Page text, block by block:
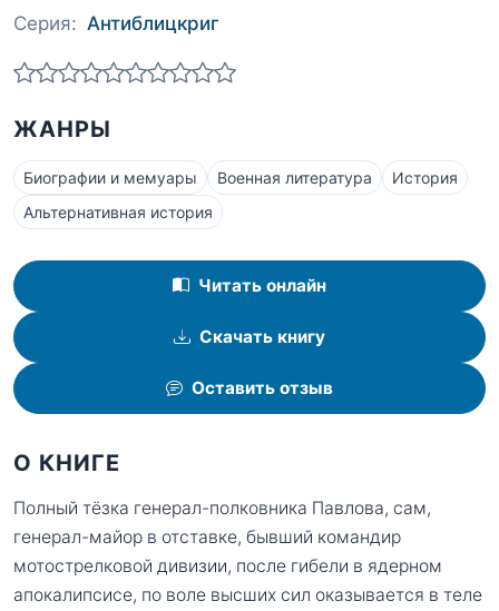
Серия: Антиблицкриг
ЖАНРЫ
Биографии и мемуары Военная литература
История
Альтернативная история
Читать онлайн
Скачать книгу
Оставить отзыв
О КНИГЕ
Полный тёзка генерал-полковника Павлова, сам,
генерал-майор в отставке, бывший командир
мотострелковой дивизии, после гибели в ядерном
апокалипсисе, по воле высших сил оказывается в теле